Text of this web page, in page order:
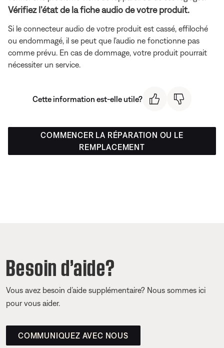
Vérifiez l’état de la fiche audio de votre produit.
Si le connecteur audio de votre produit est cassé, effiloché
ou endommagé, il se peut que l'audio ne fonctionne pas
comme prévu. En cas de dommage, votre produit pourrait
nécessiter un service.
Cette information est-elle utile?
COMMENCER LA RÉPARATION OU LE
REMPLACEMENT
Besoin d’aide?
Vous avez besoin d’aide supplémentaire? Nous sommes ici
pour vous aider.
COMMUNIQUEZ AVEC NOUS